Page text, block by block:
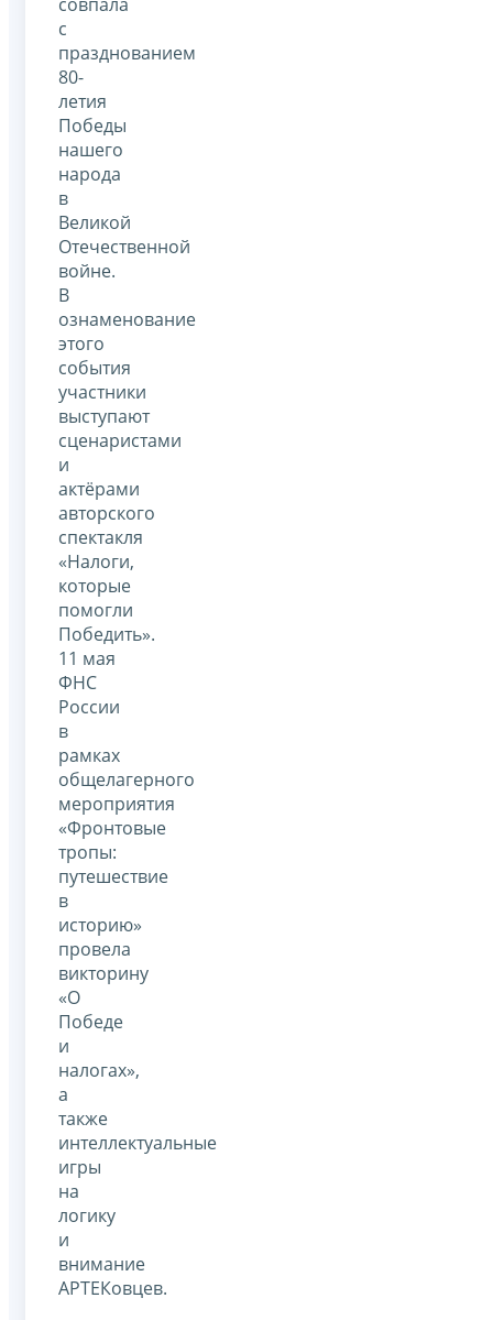
с
празднованием
80-
летия
Победы
нашего
народа
в
Великой
Отечественной
войне.
В
ознаменование
этого
события
участники
выступают
сценаристами
и
актёрами
авторского
спектакля
«Налоги,
которые
помогли
Победить».
11 мая
ФНС
России
в
рамках
общелагерного
мероприятия
«Фронтовые
тропы:
путешествие
в
историю»
провела
викторину
«О
Победе
и
налогах»,
а
также
интеллектуальные
игры
на
логику
и
внимание
АРТЕКовцев.